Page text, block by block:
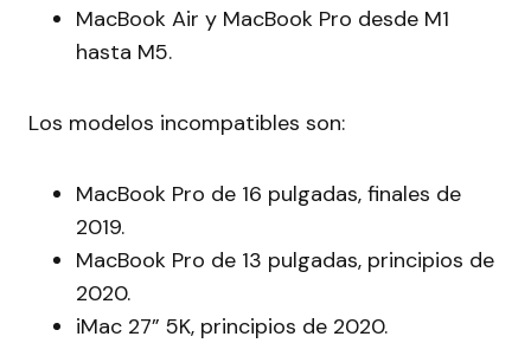
MacBook Air y MacBook Pro desde M1
hasta M5.
Los modelos incompatibles son:
MacBook Pro de 16 pulgadas, finales de
2019.
MacBook Pro de 13 pulgadas, principios de
2020.
iMac 27” 5K, principios de 2020.